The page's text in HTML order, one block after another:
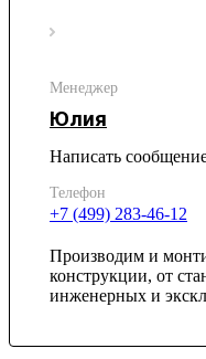
Менеджер
Юлия
Написать
Телефон
+7 (499) 283-46-12
Производим и
конструкции, от
инженерных и